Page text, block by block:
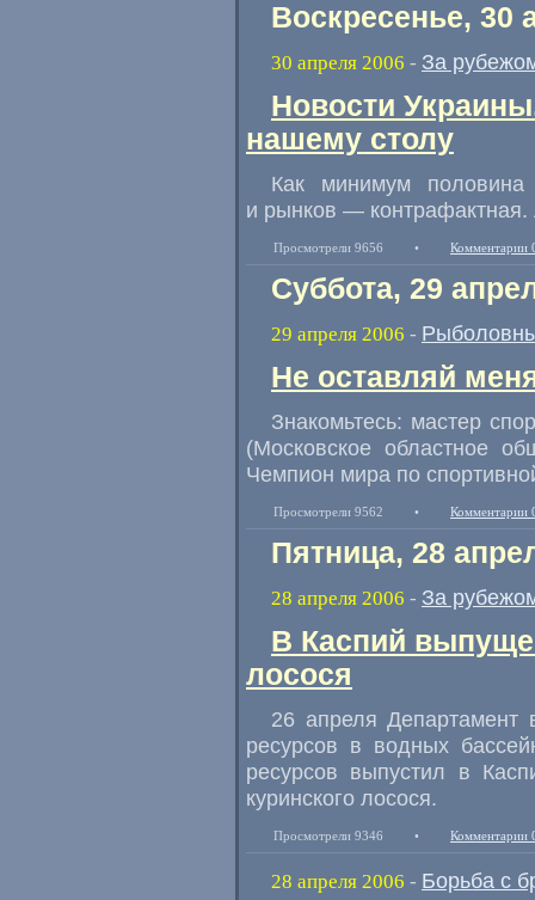
Воскресенье, 30
30 апреля 2006 - За
Новости
нашему столу
Как минимум
и рынков — контрафактная.
Просмотрели 9656 • Комментарии
Суббота, 29
29 апреля 2006 -
Не оставляй
Знакомьтесь: мастер
(Московское областное
Чемпион мира по
Просмотрели 9562 • Комментарии
Пятница, 28
28 апреля 2006 - За
В Каспий
лосося
26 апреля Департамент
ресурсов в водных
ресурсов выпустил в
куринского лосося.
Просмотрели 9346 • Комментарии
28 апреля 2006 - Борьба с